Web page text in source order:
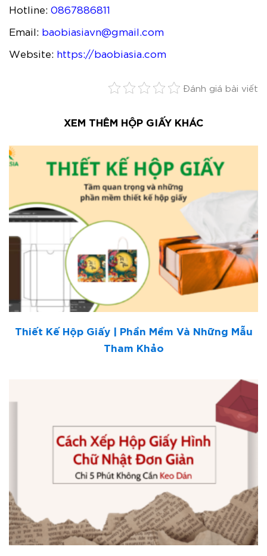
Hotline: 0867886811
Email: baobiasiavn@gmail.com
Website: https://baobiasia.com
Đánh giá bài viết
XEM THÊM HỘP GIẤY KHÁC
Thiết Kế Hộp Giấy | Phần Mềm Và Những Mẫu
Tham Khảo